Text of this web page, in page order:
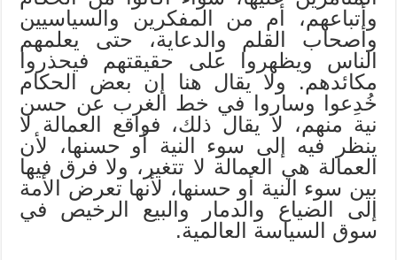
وأتباعهم، أم من المفكرين والسياسيين
وأصحاب القلم والدعاية، حتى يعلمهم
الناس ويظهروا على حقيقتهم فيحذروا
مكائدهم. ولا يقال هنا إن بعض الحكام
خُدِعوا وساروا في خط الغرب عن حسن
نية منهم، لا يقال ذلك، فواقع العمالة لا
ينظر فيه إلى سوء النية أو حسنها، لأن
العمالة هي العمالة لا تتغير، ولا فرق فيها
بين سوء النية أو حسنها، لأنها تعرض الأمة
إلى الضياع والدمار والبيع الرخيص في
سوق السياسة العالمية.